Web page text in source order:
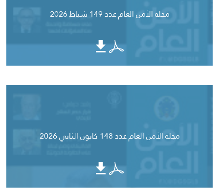
مجلة الأمن العام عدد 149 شباط 2026
مجلة الأمن العام عدد 148 كانون الثاني 2026